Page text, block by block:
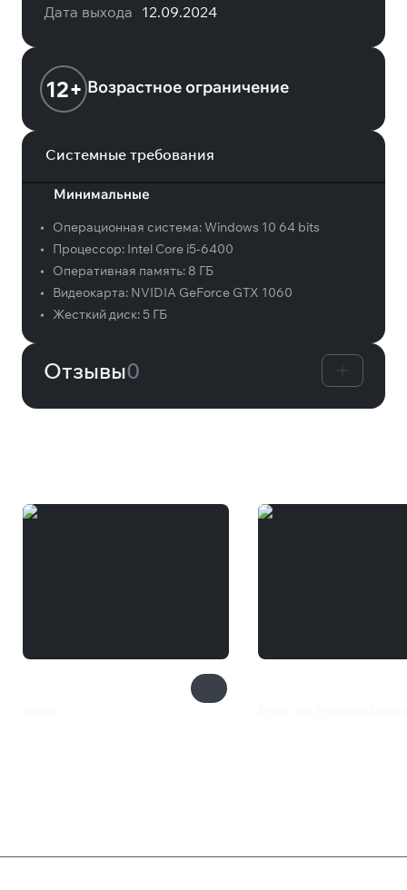
Дата выхода 12.09.2024
12+ Возрастное ограничение
Системные требования
Минимальные
• Операционная система:Windows 10 64 bits
•
Процессор: Intel Core i5-6400
•
Оперативная память: 8 ГБ
•
Видеокарта: NVIDIA GeForce GTX 1060
•
Жесткий диск: 5 ГБ
Отзывы0